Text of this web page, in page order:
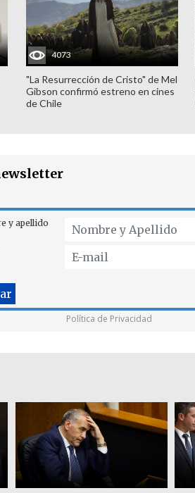
4073
"La Resurrección de Cristo" de Mel
Gibson confirmó estreno en cines
de Chile
y apellido
Política de Privacidad